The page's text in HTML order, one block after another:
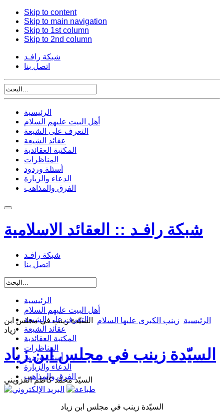
Skip to content
Skip to main navigation
Skip to 1st column
Skip to 2nd column
شبكة رافـد
اتصل بنا
الرئيسية
أهل البيت عليهم السلام
التعرف على الشيعة
عقائد الشيعة
المكتبة العقائدية
المناظرات
أسئلة وردود
الدعاء والزيارة
الفرق والمذاهب
شبكة رافـد :: العقائد الاسلامية
شبكة رافـد
اتصل بنا
الرئيسية
أهل البيت عليهم السلام
التعرف على الشيعة
عقائد الشيعة
المكتبة العقائدية
المناظرات
أسئلة وردود
الدعاء والزيارة
الفرق والمذاهب
الرئيسية زينب الكبرى عليها السلام
السيّدة زينب في مجلس ابن
زياد
السيّدة زينب في مجلس ابن زياد
السيّد محمّد كاظم القزويني
السيّدة زينب في مجلس ابن زياد